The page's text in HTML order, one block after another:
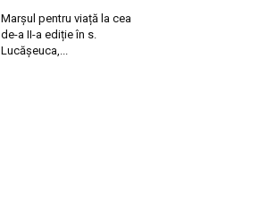
Marșul pentru viață la cea
de-a II-a ediție în s.
Lucășeuca,...